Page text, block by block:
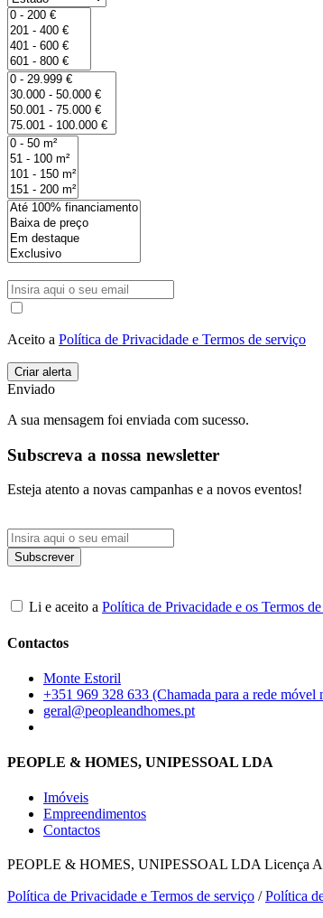
Aceito a Política de Privacidade e Termos de serviço
Enviado
A sua mensagem foi enviada com sucesso.
Subscreva a nossa newsletter
Esteja atento a novas campanhas e a novos eventos!
Li e aceito a Política de Privacidade e os Termos
Contactos
Monte Estoril
+351 969 328 633 (Chamada para a rede móvel
geral@peopleandhomes.pt
PEOPLE & HOMES, UNIPESSOAL LDA
Imóveis
Empreendimentos
Contactos
PEOPLE & HOMES, UNIPESSOAL LDALicença
Política de Privacidade e Termos de serviço /Política